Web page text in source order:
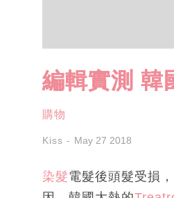
編輯實測 韓
購物
Kiss May 27 2018
染髮電髮後頭髮受損